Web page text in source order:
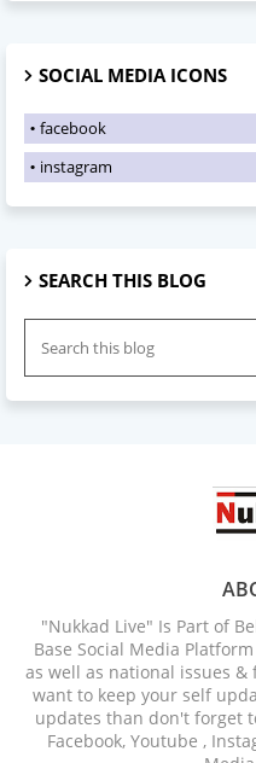
SOCIAL MEDIA ICONS
facebook
instagram
SEARCH THIS BLOG
"Nukkad Live" Is Part of
Base Social Media
as well as national issues
want to keep your self
updates than don't forget
Facebook, Youtube ,